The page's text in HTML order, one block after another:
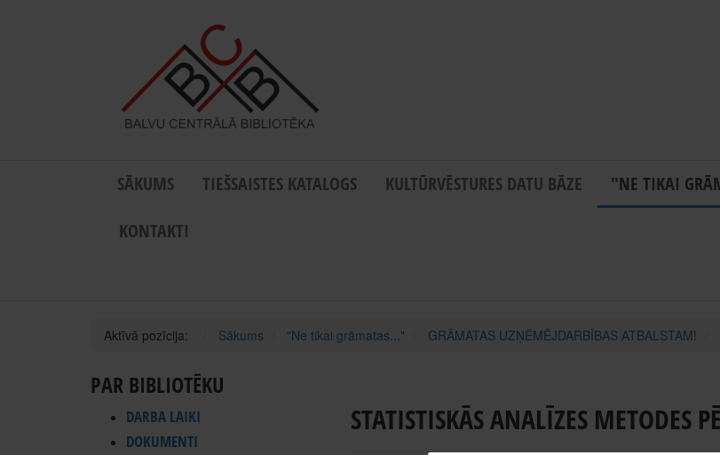
SĀKUMS TIEŠSAISTES KATALOGS KULTŪRVĒSTURES DATU BĀZE "NE TIKAI
KONTAKTI
Aktīvā pozīcija: Sākums "Ne tikai grāmatas..." GRĀMATAS UZŅĒMĒJDARBĪBAS ATBALSTAM!
PAR BIBLIOTĒKU
DARBA LAIKI
DOKUMENTI
STATISTISKĀS ANALĪZES METODES